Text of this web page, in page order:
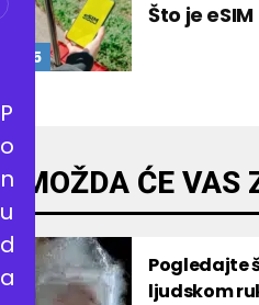
Što je
MOŽDA ĆE
Pogledajte
ljudskom
P
o
n
u
d
a